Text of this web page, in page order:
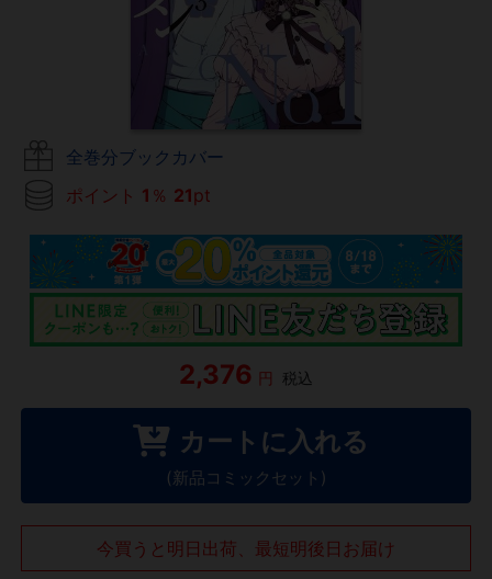
全巻分ブックカバー
ポイント 1 ％ 21pt
2,376 円 税込
カートに入れる
(新品コミックセット)
今買うと明日出荷、最短明後日お届け